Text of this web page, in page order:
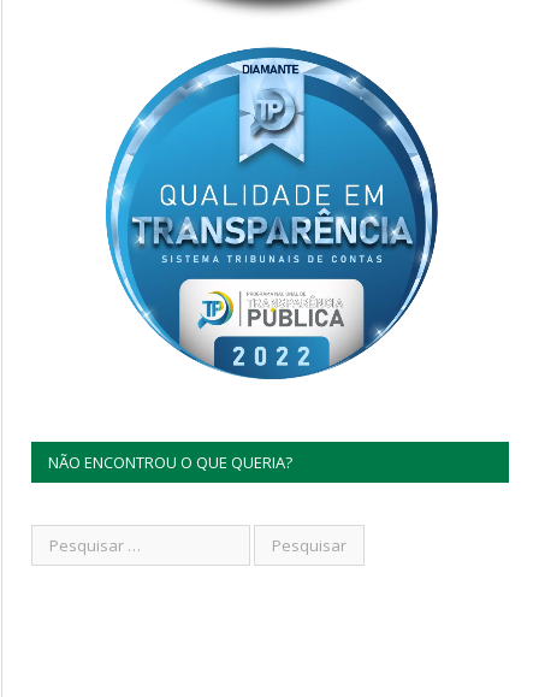
NÃO ENCONTROU O QUE QUERIA?